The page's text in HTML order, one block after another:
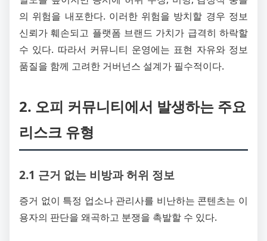
의 위험을 내포한다. 이러한 위험을 방치할 경우 정보
신뢰가 훼손되고 플랫폼 브랜드 가치가 급격히 하락할
수 있다. 따라서 커뮤니티 운영에는 표현 자유와 정보
품질을 함께 고려한 거버넌스 설계가 필수적이다.
2. 오피 커뮤니티에서 발생하는 주요
리스크 유형
2.1 근거 없는 비방과 허위 정보
증거 없이 특정 업소나 관리사를 비난하는 콘텐츠는 이
용자의 판단을 왜곡하고 분쟁을 촉발할 수 있다.